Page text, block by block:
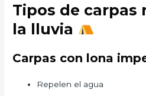
Tipos de carpas
la lluvia
Carpas con lona
Repelen el agua